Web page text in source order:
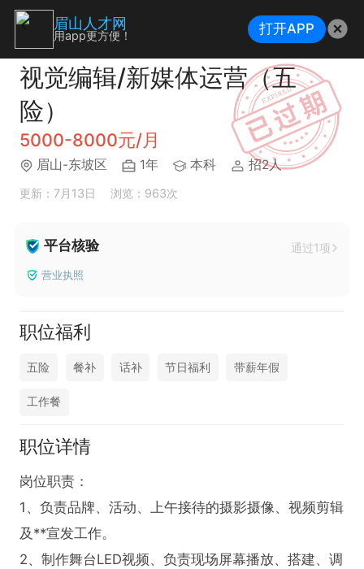
视觉编辑/新媒体运营（五
险）
5000-8000元/月
眉山-东坡区 1年 本科 招2人
更新：7月13日 浏览：963次
平台核验 通过1项
营业执照
职位福利
五险 餐补 话补 节日福利 带薪年假
工作餐
职位详情
岗位职责：
1、负责品牌、活动、上午接待的摄影摄像、视频剪辑
及**宣发工作。
2、制作舞台LED视频、负责现场屏幕播放、搭建、调
眉山人才网
用app更方便！ 打开APP